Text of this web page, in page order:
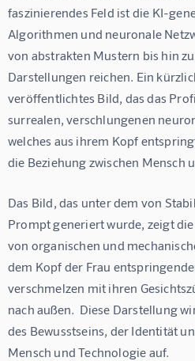
faszinierendes Feld ist die KI-
Algorithmen und neuronale
von abstrakten Mustern bis hin
Darstellungen reichen. Ein
veröffentlichtes Bild, das das
surrealen, verschlungenen
welches aus ihrem Kopf
die Beziehung zwischen Mensch
Das Bild, das unter dem von
Prompt generiert wurde, zeigt
von organischen und
dem Kopf der Frau
verschmelzen mit ihren
nach außen.  Diese Darstellung
des Bewusstseins, der Identität
Mensch und Technologie auf.